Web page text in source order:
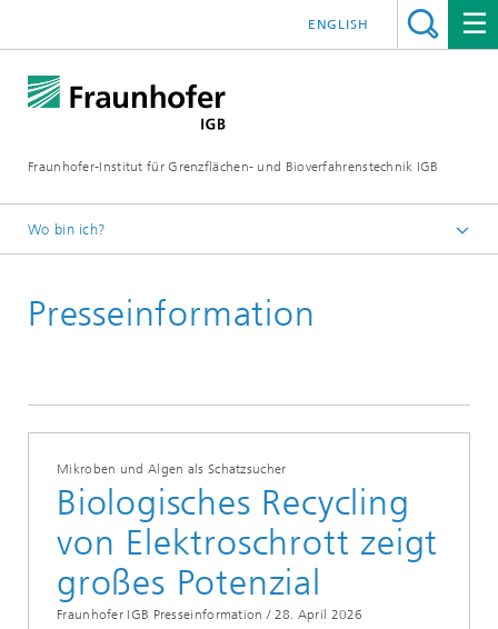
Fraunhofer-Institut für Grenzflächen- und Bioverfahrenstechnik IGB
ENGLISH
Wo bin ich?
Presse / News
Presseinformation
Mikroben und Algen als Schatzsucher
Biologisches Recycling
von Elektroschrott zeigt
großes Potenzial
Fraunhofer IGB Presseinformation / 28. April 2026